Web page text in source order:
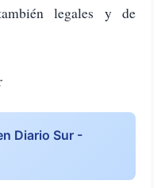
legales y de
Diario Sur -